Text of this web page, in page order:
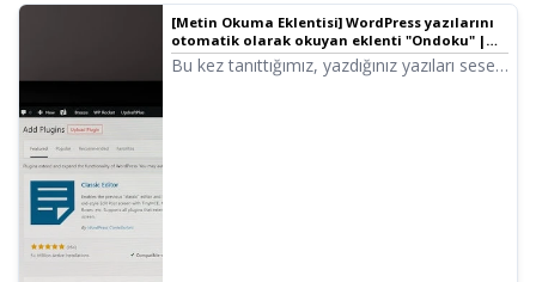
[Metin Okuma Eklentisi] WordPress yazılarını
otomatik olarak okuyan eklenti "Ondoku" |
Metin Okuma Yazılımı Ondoku
Bu kez tanıttığımız, yazdığınız yazıları sese